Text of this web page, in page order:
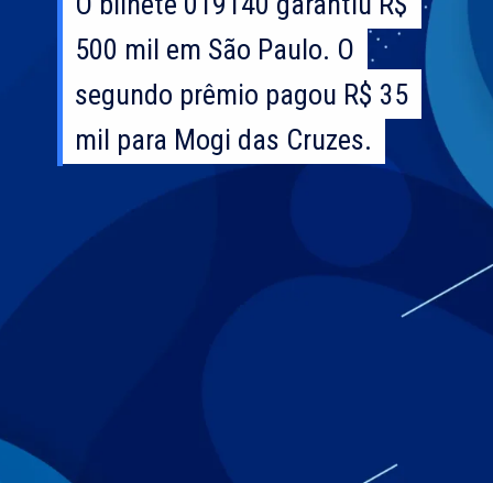
500 mil em São Paulo. O
segundo prêmio pagou R$ 35
mil para Mogi das Cruzes.
500 mil em São Paulo. O
segundo prêmio pagou R$ 35
mil para Mogi das Cruzes.